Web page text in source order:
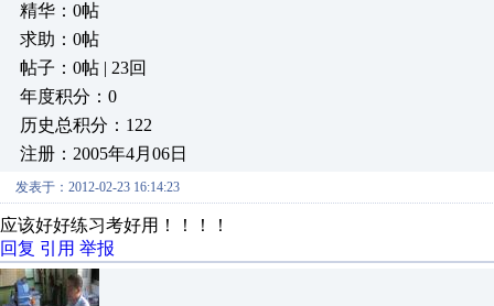
精华：0帖
求助：0帖
帖子：0帖 | 23回
年度积分：0
历史总积分：122
注册：2005年4月06日
发表于：2012-02-23 16:14:23
应该好好练习考好用！！！！
回复 引用 举报